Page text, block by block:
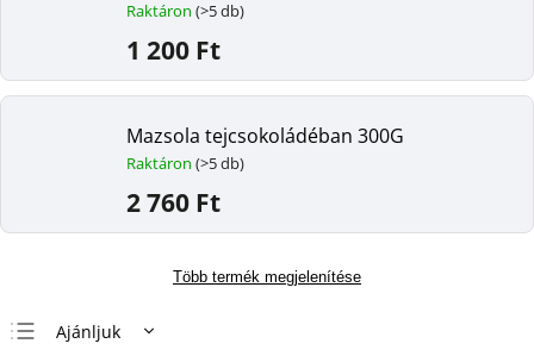
Raktáron (>5 db)
1 200 Ft
Mazsola tejcsokoládéban 300G
Raktáron (>5 db)
2 760 Ft
Több termék megjelenítése
Ajánljuk